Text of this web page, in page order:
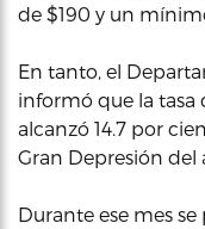
de $190 y un
En tanto, el
informó que la tasa
alcanzó 14.7 por
Gran Depresión del
Durante ese mes